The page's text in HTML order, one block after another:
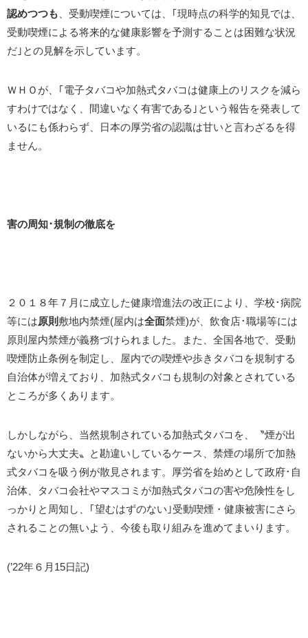
認めつつも 、受動喫煙については、｢現時点の科学的知見では、
受動喫煙による将来的な健康影響を予測することは困難な状況
だ｣との見解を示しています。
ＷＨＯが、｢電子タバコや加熱式タバコは健康上のリスクを減ら
すわけではなく、間違いなく有害である｣という報告を発表して
いるにも係わらず、日本の厚労省の認識は甘いと言わざるを得
ません。
害の周知･規制の徹底を
２０１８年７月に成立した健康増進法の改正により、学校･病院
等には原則 敷地内禁煙(屋内は全面禁煙)が、飲食店･職場等には
原則屋内禁煙が義務づけられました。また、全国各地で、受動
喫煙防止条例を制定し、屋内での喫煙や歩きタバコを規制する
自治体が増えており、加熱式タバコも規制の対象とされている
ところが多くあります。
しかしながら、当然規制されている加熱式タバコを、〝煙が出
ないから大丈夫〟と勘違いしているケース、禁煙の場所で加熱
式タバコを吸う例が散見されます。厚労省を始めとして政府･自
治体、タバコ会社やマスコミが加熱式タバコの害や危険性をし
っかりと周知し、｢望むはずのない｣受動喫煙・健康被害にさら
されることの無いよう、今後も取り組みを進めてまいります。
(’22年６月15日記)